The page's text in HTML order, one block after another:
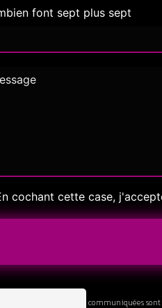
font sept plus sept
cochant cette case,
Les données personnelles communiquées